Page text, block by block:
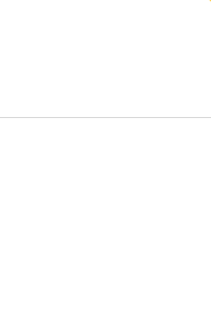
header-icon-text
account